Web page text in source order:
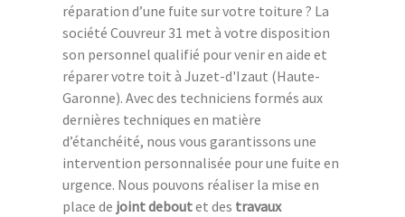
réparation d’une fuite sur votre toiture ? La
société Couvreur 31 met à votre disposition
son personnel qualifié pour venir en aide et
réparer votre toit à Juzet-d'Izaut (Haute-
Garonne). Avec des techniciens formés aux
dernières techniques en matière
d’étanchéité, nous vous garantissons une
intervention personnalisée pour une fuite en
urgence. Nous pouvons réaliser la mise en
place de joint deboutet des travaux